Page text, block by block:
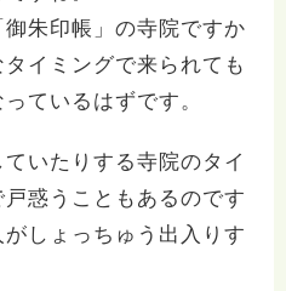
御朱印帳」の寺院ですか
イミングで来られても
ているはずです。
いたりする寺院のタイ
惑うこともあるのです
しょっちゅう出入りす